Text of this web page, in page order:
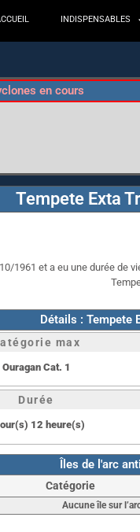
INDISPENSABLES
en cours
Tempete Exta
1961 et a eu une durée
Détails : Tempete
max
Ouragan Cat. 1
Durée
12 heure(s)
Îles de l'arc
Catégorie
Aucune île sur